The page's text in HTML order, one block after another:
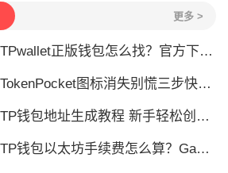
更多 >
TPwallet正版钱包怎么找？官方下载渠道全解析
TokenPocket图标消失别慌三步快速找回你的钱包
TP钱包地址生成教程 新手轻松创建钱包
TP钱包以太坊手续费怎么算？Gas 费省钱全攻略